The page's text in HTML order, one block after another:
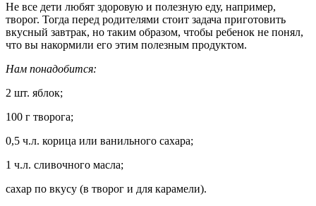
Не все дети любят здоровую и полезную еду, например,
творог. Тогда перед родителями стоит задача приготовить
вкусный завтрак, но таким образом, чтобы ребенок не понял,
что вы накормили его этим полезным продуктом.
Нам понадобится:
2 шт. яблок;
100 г творога;
0,5 ч.л. корица или ванильного сахара;
1 ч.л. сливочного масла;
сахар по вкусу (в творог и для карамели).